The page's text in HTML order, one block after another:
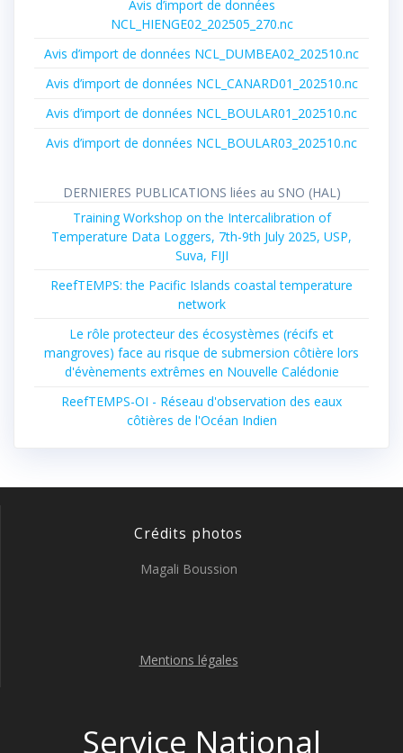
Avis d’import de données
NCL_HIENGE02_202505_270.nc
Avis d’import de données NCL_DUMBEA02_202510.nc
Avis d’import de données NCL_CANARD01_202510.nc
Avis d’import de données NCL_BOULAR01_202510.nc
Avis d’import de données NCL_BOULAR03_202510.nc
DERNIERES PUBLICATIONS liées au SNO (HAL)
Training Workshop on the Intercalibration of
Temperature Data Loggers, 7th-9th July 2025, USP,
Suva, FIJI
ReefTEMPS: the Pacific Islands coastal temperature
network
Le rôle protecteur des écosystèmes (récifs et
mangroves) face au risque de submersion côtière lors
d'évènements extrêmes en Nouvelle Calédonie
ReefTEMPS-OI - Réseau d'observation des eaux
côtières de l'Océan Indien
Crédits photos
Magali Boussion
Mentions légales
Service National